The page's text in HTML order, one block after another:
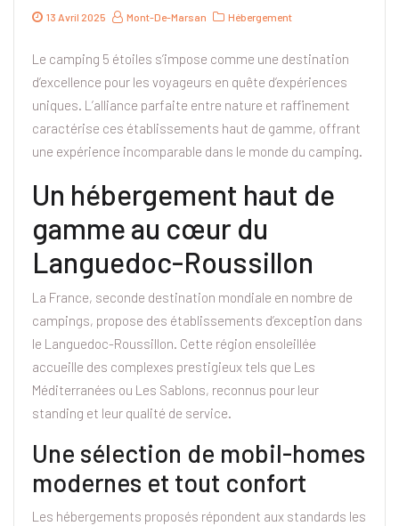
13 Avril 2025 Mont-De-Marsan Hébergement
Le camping 5 étoiles s’impose comme une destination
d’excellence pour les voyageurs en quête d’expériences
uniques. L’alliance parfaite entre nature et raffinement
caractérise ces établissements haut de gamme, offrant
une expérience incomparable dans le monde du camping.
Un hébergement haut de
gamme au cœur du
Languedoc-Roussillon
La France, seconde destination mondiale en nombre de
campings, propose des établissements d’exception dans
le Languedoc-Roussillon. Cette région ensoleillée
accueille des complexes prestigieux tels que Les
Méditerranées ou Les Sablons, reconnus pour leur
standing et leur qualité de service.
Une sélection de mobil-homes
modernes et tout confort
Les hébergements proposés répondent aux standards les